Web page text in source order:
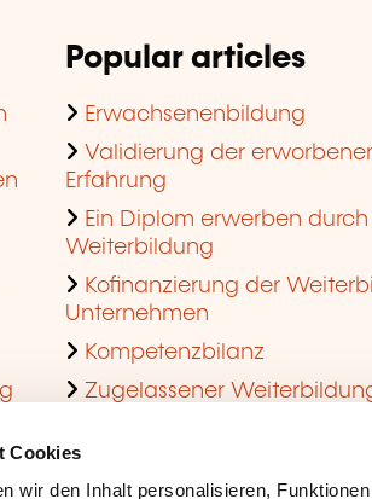
Cookies
wir den Inhalt personalisieren,
Popular articles
Erwachsenenbildung
Validierung der
Erfahrung
Ein Diplom erwerben
Weiterbildung
Kofinanzierung der
Unternehmen
Kompetenzbilanz
Zugelassener